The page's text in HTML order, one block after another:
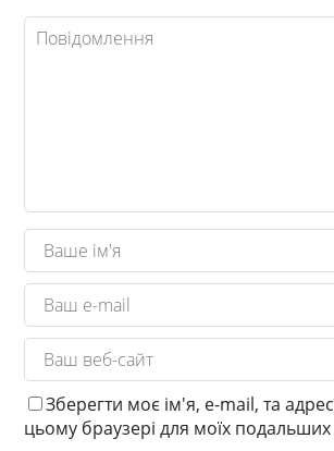
Зберегти моє ім'я, e-mail, та
цьому браузері для моїх подальших